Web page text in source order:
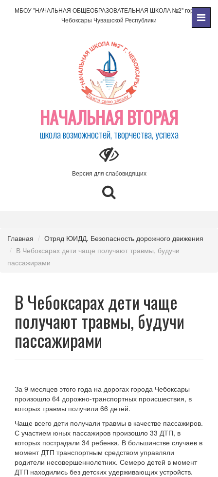
МБОУ "НАЧАЛЬНАЯ ОБЩЕОБРАЗОВАТЕЛЬНАЯ ШКОЛА №2" города
Чебоксары Чувашской Республики
НАЧАЛЬНАЯ ВТОРАЯ
школа возможностей, творчества, успеха
Версия для слабовидящих
Главная
Отряд ЮИДД. Безопасность дорожного движения
В Чебоксарах дети чаще получают травмы, будучи
пассажирами
В Чебоксарах дети чаще
получают травмы, будучи
пассажирами
За 9 месяцев этого года на дорогах города Чебоксары
произошло 64 дорожно-транспортных происшествия, в
которых травмы получили 66 детей.
Чаще всего дети получали травмы в качестве пассажиров.
С участием юных пассажиров произошло 33 ДТП, в
которых пострадали 34 ребенка. В большинстве случаев в
момент ДТП транспортным средством управляли
родители несовершеннолетних. Семеро детей в момент
ДТП находились без детских удерживающих устройств.